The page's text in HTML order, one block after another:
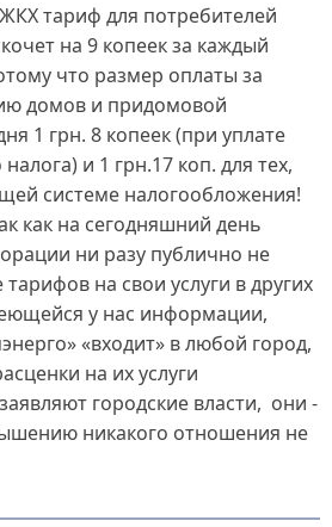
тариф для потребителей
на 9 копеек за каждый
что размер оплаты за
домов и придомовой
1 грн. 8 копеек (при уплате
и 1 грн.17 коп. для тех,
системе налогообложения!
как на сегодняшний день
ни разу публично не
на свои услуги в других
у нас информации,
«входит» в любой город,
на их услуги
городские власти, они -
никакого отношения не